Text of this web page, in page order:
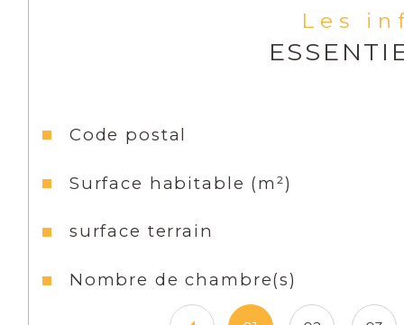
Les
Caractéristiques Valeurs
Code postal
Surface habitable (m²)
surface terrain
Nombre de chambre(s)